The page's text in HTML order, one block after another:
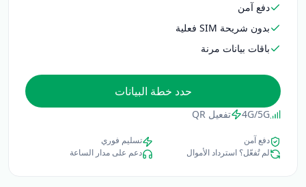
دفع آمن
بدون شريحة SIM فعلية
باقات بيانات مرنة
حدد خطة البيانات
4G/5G تفعيل QR
دفع آمن
تسليم فوري
لم تُفعّل؟ استرداد الأموال
دعم على مدار الساعة